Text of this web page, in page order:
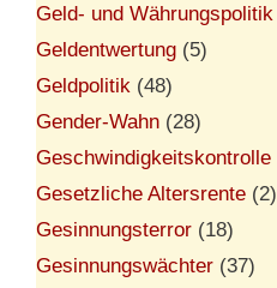
Geld- und Währungspolitik
Geldentwertung (5)
Geldpolitik (48)
Gender-Wahn (28)
Geschwindigkeitskontrolle
Gesetzliche Altersrente (2)
Gesinnungsterror (18)
Gesinnungswächter (37)